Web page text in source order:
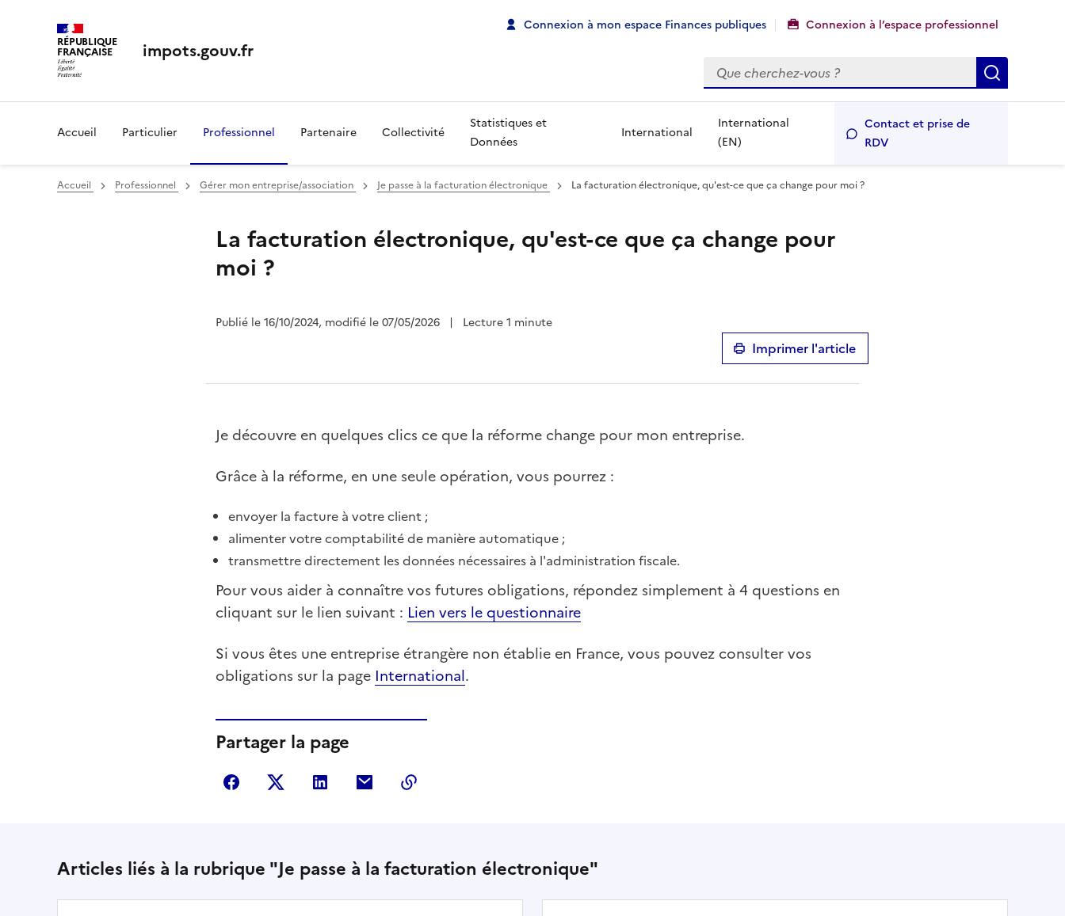
RÉPUBLIQUE
FRANÇAISE impots.gouv.fr
Connexion à mon espace Finances publiques Connexion à l’espace professionnel
Rechercher
Accueil Particulier Professionnel Partenaire Collectivité
Statistiques et
Données
International
International
(EN)
Contact et prise de
RDV
Accueil Professionnel Gérer mon entreprise/association Je passe à la facturation électronique La facturation électronique, qu'est-ce que ça change pour moi ?
La facturation électronique, qu'est-ce que ça change pour
moi ?
Publié le 16/10/2024, modifié le 07/05/2026 | Lecture 1 minute
Imprimer l'article
Je découvre en quelques clics ce que la réforme change pour mon entreprise.
Grâce à la réforme, en une seule opération, vous pourrez :
envoyer la facture à votre client ;
alimenter votre comptabilité de manière automatique ;
transmettre directement les données nécessaires à l'administration fiscale.
Pour vous aider à connaître vos futures obligations, répondez simplement à 4 questions en
cliquant sur le lien suivant : Lien vers le questionnaire
Si vous êtes une entreprise étrangère non établie en France, vous pouvez consulter vos
obligations sur la page International.
Partager la page
Partager sur Facebook
Partager sur Twitter
Partager sur LinkedIn
Partager par courriel
Articles liés à la rubrique "Je passe à la facturation électronique"